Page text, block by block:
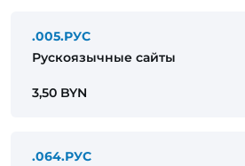
.005.РУС
Рускоязычные сайты
3,50 BYN
.064.РУС